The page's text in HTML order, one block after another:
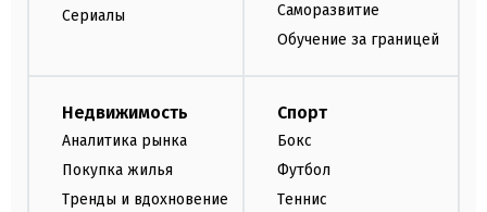
Сериалы
Саморазвитие
Обучение за границей
Недвижимость
Аналитика рынка
Покупка жилья
Тренды и вдохновение
Спорт
Бокс
Футбол
Теннис